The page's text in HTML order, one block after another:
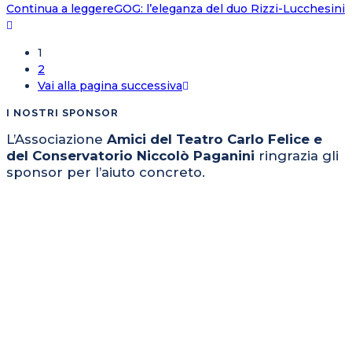
Continua a leggereGOG: l’eleganza del duo Rizzi-Lucchesini
1
2
Vai alla pagina successiva
I NOSTRI SPONSOR
L’Associazione Amici del Teatro Carlo Felice e
del Conservatorio Niccolò Paganini ringrazia gli
sponsor per l’aiuto concreto.